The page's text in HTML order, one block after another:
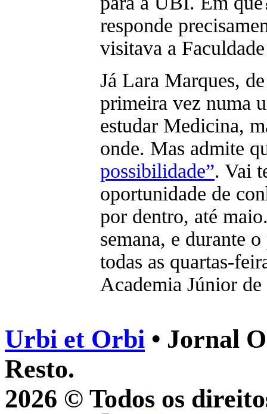
responde
visitava a
Já Lara Marques,
primeira vez numa
estudar Medicina,
onde. Mas admite
possibilidade”. Vai
oportunidade de
por dentro, até
semana, e durante
todas as quartas-
Academia Júnior
Urbi et Orbi • Jornal
Resto.
2026 © Todos os